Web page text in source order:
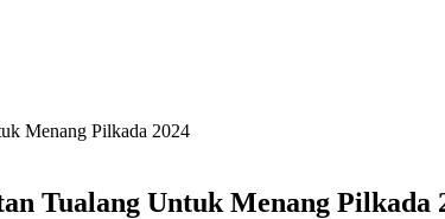
Menang Pilkada 2024
Tualang Untuk Menang Pilkada